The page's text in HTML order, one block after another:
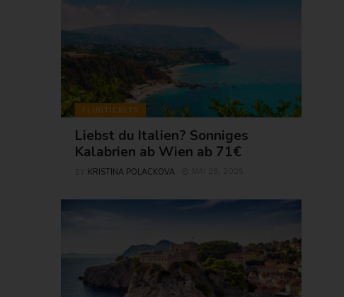
FLUGTICKETS
Liebst du Italien? Sonniges
Kalabrien ab Wien ab 71€
KRISTINA POLACKOVA